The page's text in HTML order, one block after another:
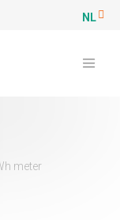
NL
meter